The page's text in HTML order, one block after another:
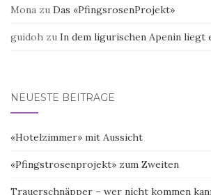
Mona zu Das «PfingsrosenProjekt»
guidoh zu In dem ligurischen Apenin liegt
NEUESTE BEITRÄGE
«Hotelzimmer» mit Aussicht
«Pfingstrosenprojekt» zum Zweiten
Trauerschnäpper – wer nicht kommen